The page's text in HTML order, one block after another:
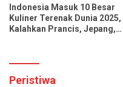
Indonesia Masuk 10 Besar
Kuliner Terenak Dunia 2025,
Kalahkan Prancis, Jepang,
Peristiwa